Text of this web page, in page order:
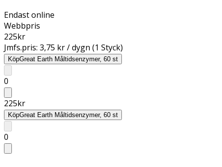
Endast online
Webbpris
225kr
Jmfs.pris: 3,75 kr / dygn (1 Styck)
KöpGreat Earth Måltidsenzymer, 60 st
0
225kr
KöpGreat Earth Måltidsenzymer, 60 st
0